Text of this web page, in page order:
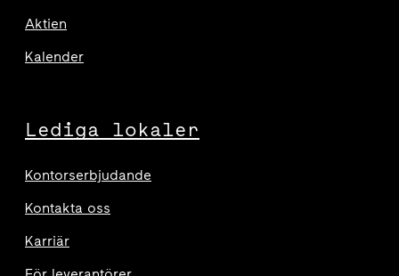
Aktien
Kalender
Lediga lokaler
Kontorserbjudande
Kontakta oss
Karriär